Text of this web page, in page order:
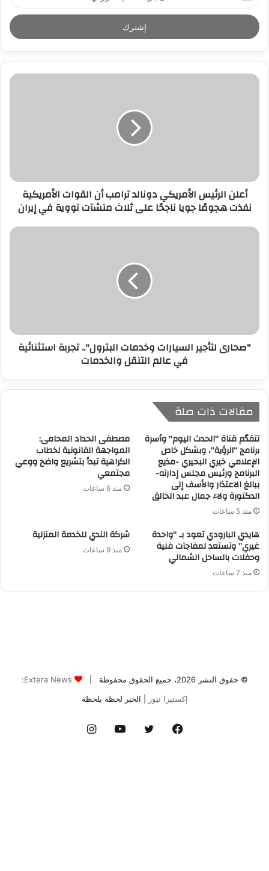
© حقوق النشر 2026، جميع الحقوق محفوظة |
Extera News:
إكستيرا نيوز
| الخبر لحظة بلحظة
فيسبوك تويتر يوتيوب